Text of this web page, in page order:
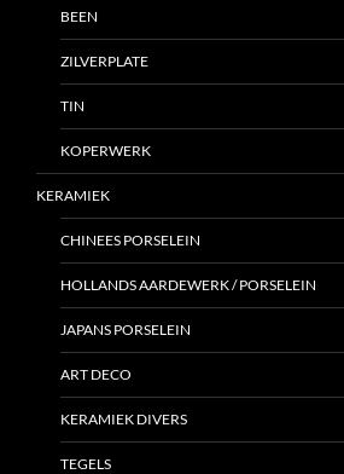
BEEN
ZILVERPLATE
TIN
KOPERWERK
KERAMIEK
CHINEES PORSELEIN
HOLLANDS AARDEWERK / PORSELEIN
JAPANS PORSELEIN
ART DECO
KERAMIEK DIVERS
TEGELS